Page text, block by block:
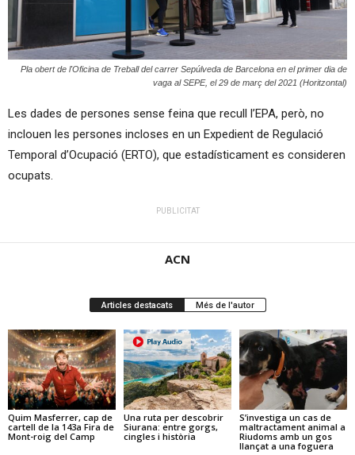
Pla obert de l'Oficina de Treball del carrer Sepúlveda de Barcelona en el primer dia de
vaga al SEPE, el 29 de març del 2021 (Horitzontal)
Les dades de persones sense feina que recull l’EPA, però, no
inclouen les persones incloses en un Expedient de Regulació
Temporal d’Ocupació (ERTO), que estadísticament es consideren
ocupats.
PUBLICITAT
ACN
Articles destacats Més de l'autor
Quim Masferrer, cap de
cartell de la 143a Fira de
Mont-roig del Camp
Una ruta per descobrir
Siurana: entre gorgs,
cingles i història
S’investiga un cas de
maltractament animal a
Riudoms amb un gos
llançat a una foguera